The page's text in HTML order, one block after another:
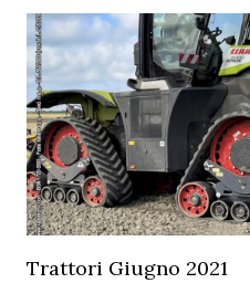
Trattori Giugno 2021